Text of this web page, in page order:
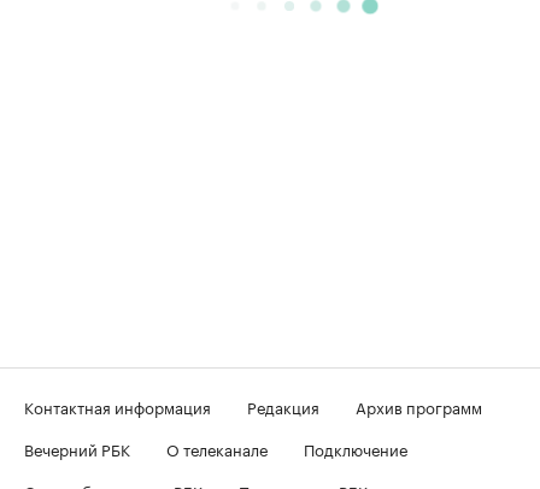
Контактная информация Редакция
Архив программ
Вечерний РБК
О телеканале
Подключение